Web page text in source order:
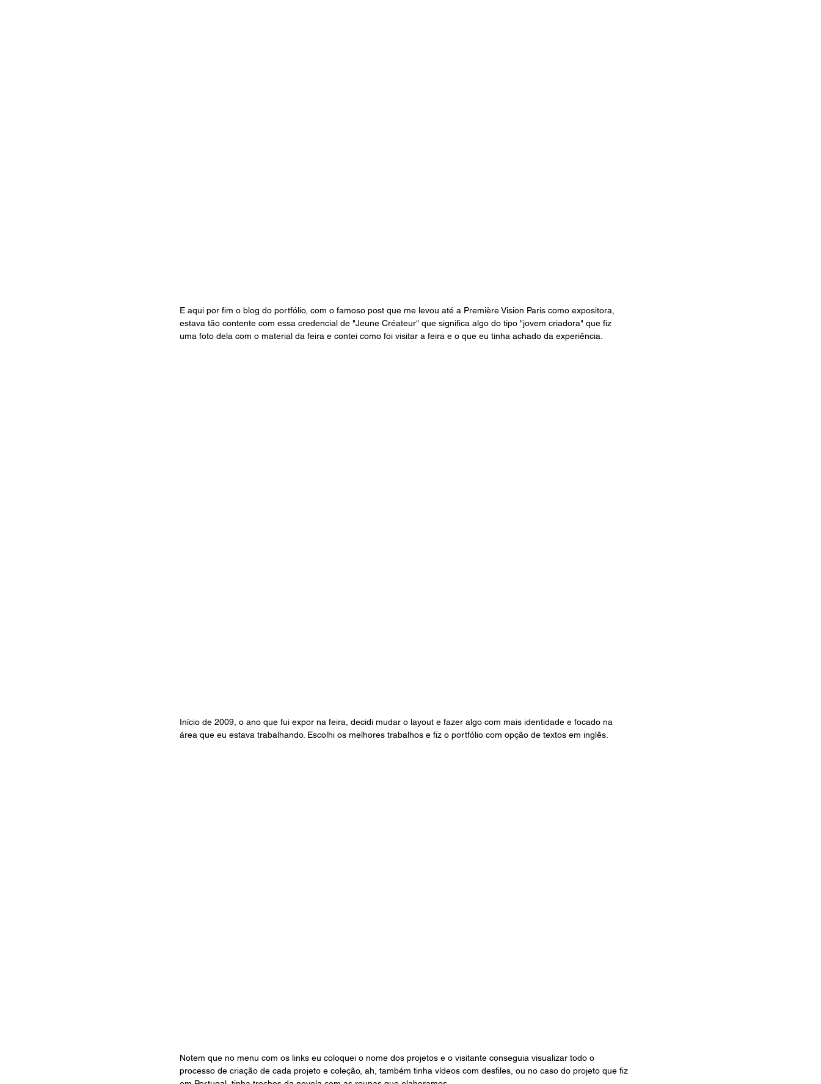
E aqui por fim o blog do portfólio, com o famoso post que me levou até a Première Vision Paris como expositora,
estava tão contente com essa credencial de "Jeune Créateur" que significa algo do tipo "jovem criadora" que fiz
uma foto dela com o material da feira e contei como foi visitar a feira e o que eu tinha achado da experiência.
Início de 2009, o ano que fui expor na feira, decidi mudar o layout e fazer algo com mais identidade e focado na
área que eu estava trabalhando. Escolhi os melhores trabalhos e fiz o portfólio com opção de textos em inglês.
Notem que no menu com os links eu coloquei o nome dos projetos e o visitante conseguia visualizar todo o
processo de criação de cada projeto e coleção, ah, também tinha vídeos com desfiles, ou no caso do projeto que fiz